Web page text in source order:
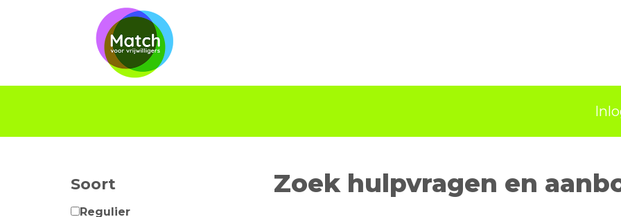
Soort
Regulier
Zoek hulpvragen en